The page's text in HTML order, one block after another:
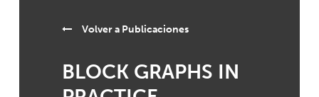
Volver a Publicaciones
BLOCK GRAPHS IN